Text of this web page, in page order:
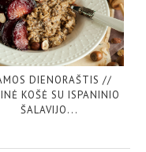
DIENORAŠTIS //
KOŠĖ SU ISPANINIO
ŠALAVIJO...